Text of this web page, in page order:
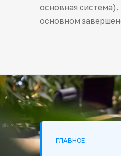
основная
основном
ГЛАВНОЕ